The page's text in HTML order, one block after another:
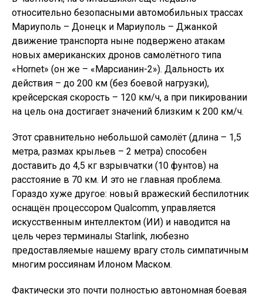
относительно безопасными автомобильных трассах
Мариуполь – Донецк и Мариуполь – Джанкой
движение транспорта ныне подвержено атакам
новых американских дронов самолётного типа
«Hornet» (он же – «Марсианин-2»). Дальность их
действия – до 200 км (без боевой нагрузки),
крейсерская скорость – 120 км/ч, а при пикировании
на цель она достигает значений близким к 200 км/ч.
Этот сравнительно небольшой самолёт (длина – 1,5
метра, размах крыльев – 2 метра) способен
доставить до 4,5 кг взрывчатки (10 фунтов) на
расстояние в 70 км. И это не главная проблема.
Гораздо хуже другое: новый вражеский беспилотник
оснащён процессором Qualcomm, управляется
искусственным интеллектом (ИИ) и наводится на
цель через терминалы Starlink, любезно
предоставляемые нашему врагу столь симпатичным
многим россиянам Илоном Маском.
Фактически это почти полностью автономная боевая